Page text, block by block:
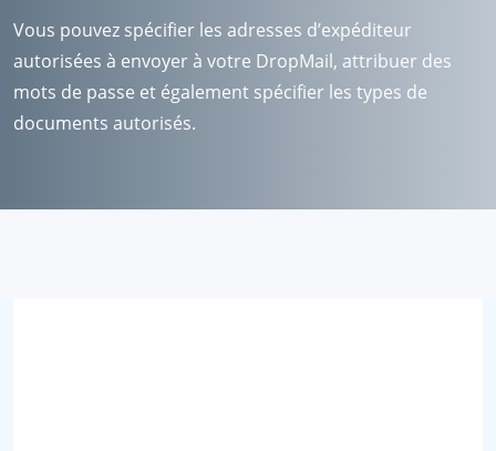
Vous pouvez spécifier les adresses d’expéditeur
autorisées à envoyer à votre DropMail, attribuer des
mots de passe et également spécifier les types de
documents autorisés.